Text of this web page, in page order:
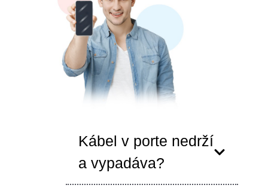
Kábel v porte nedrží
a vypadáva?